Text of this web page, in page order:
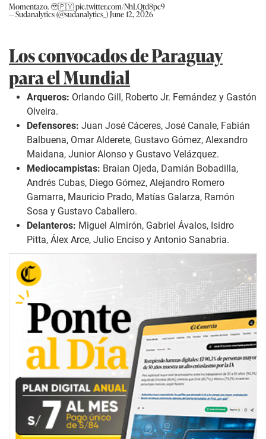
Momentazo. 🥹🇵🇾pic.twitter.com/NhLQtd8pc9
— Sudanalytics (@sudanalytics_)June 12, 2026
Los convocados de Paraguay
para el Mundial
Arqueros: Orlando Gill, Roberto Jr. Fernández y Gastón
Olveira.
Defensores: Juan José Cáceres, José Canale, Fabián
Balbuena, Omar Alderete, Gustavo Gómez, Alexandro
Maidana, Junior Alonso y Gustavo Velázquez.
Mediocampistas: Braian Ojeda, Damián Bobadilla,
Andrés Cubas, Diego Gómez, Alejandro Romero
Gamarra, Mauricio Prado, Matías Galarza, Ramón
Sosa y Gustavo Caballero.
Delanteros: Miguel Almirón, Gabriel Ávalos, Isidro
Pitta, Álex Arce, Julio Enciso y Antonio Sanabria.